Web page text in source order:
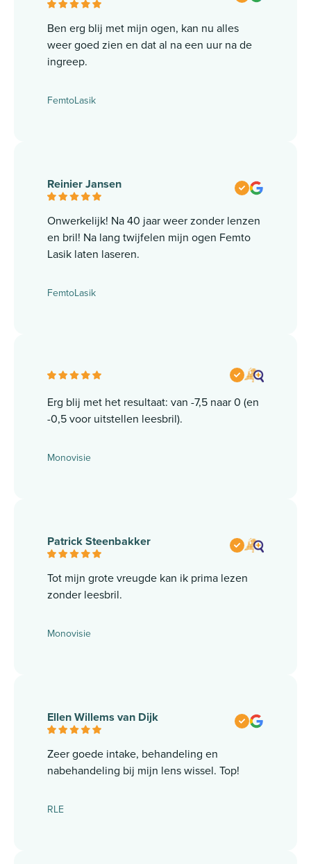
Ben erg blij met mijn ogen, kan nu alles
weer goed zien en dat al na een uur na de
ingreep.
FemtoLasik
Reinier Jansen
Onwerkelijk! Na 40 jaar weer zonder lenzen
en bril! Na lang twijfelen mijn ogen Femto
Lasik laten laseren.
FemtoLasik
Erg blij met het resultaat: van -7,5 naar 0 (en
-0,5 voor uitstellen leesbril).
Monovisie
Patrick Steenbakker
Tot mijn grote vreugde kan ik prima lezen
zonder leesbril.
Monovisie
Ellen Willems van Dijk
Zeer goede intake, behandeling en
nabehandeling bij mijn lens wissel. Top!
RLE